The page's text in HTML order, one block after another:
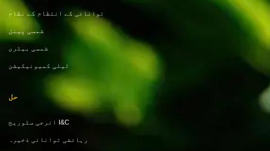
توانائی کے انتظام کے نظام
شمسی پینل
شمسی بیٹری
ٹیلی کمیونیکیشن
حل
I&C انرجی سٹوریج
رہائشی توانائی ذخیرہ